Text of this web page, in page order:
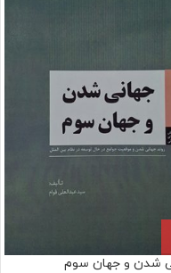
شدن و جهان سوم